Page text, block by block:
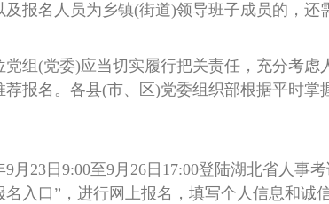
报名人员为乡镇(街道)领导班子成员的，还
党组(党委)应当切实履行把关责任，充分考
报名。各县(市、区)党委组织部根据平时
月23日9:00至9月26日17:00登陆湖北省人事
入口”，进行网上报名，填写个人信息和